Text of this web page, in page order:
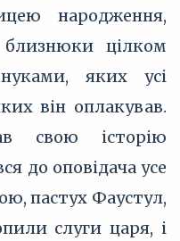
народження,
цілком
яких усі
він оплакував.
свою історію
до оповідача усе
пастух Фаустул,
слуги царя, і